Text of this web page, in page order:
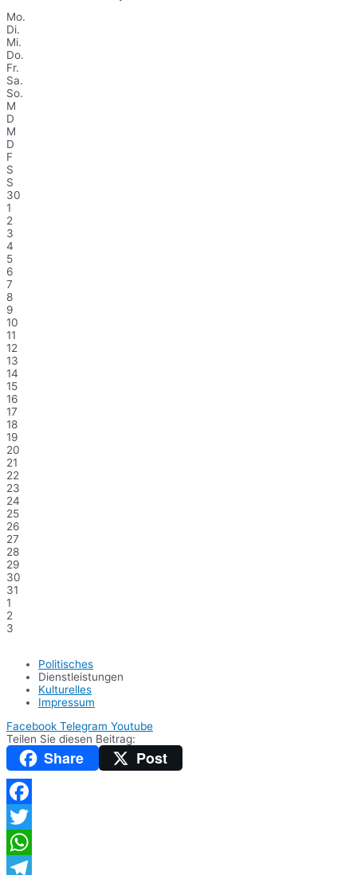
Mo.
Di.
Mi.
Do.
Fr.
Sa.
So.
M
D
M
D
F
S
S
30
1
2
3
4
5
6
7
8
9
10
11
12
13
14
15
16
17
18
19
20
21
22
23
24
25
26
27
28
29
30
31
1
2
3
Politisches
Dienstleistungen
Kulturelles
Impressum
Facebook Telegram Youtube
Teilen Sie diesen Beitrag:
Share Post
Facebook
Twitter
WhatsApp